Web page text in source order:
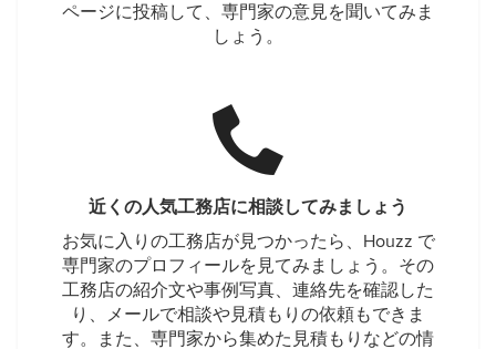
ページに投稿して、専門家の意見を聞いてみま
しょう。
近くの人気工務店に相談してみましょう
お気に入りの工務店が見つかったら、Houzz で
専門家のプロフィールを見てみましょう。その
工務店の紹介文や事例写真、連絡先を確認した
り、メールで相談や見積もりの依頼もできま
す。また、専門家から集めた見積もりなどの情